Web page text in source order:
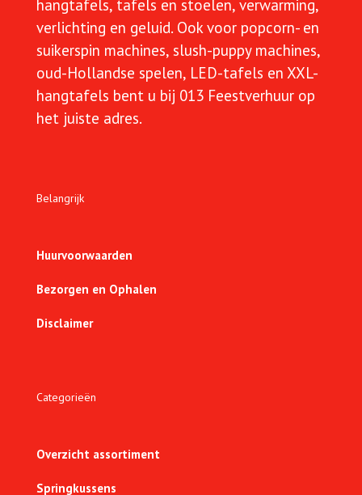
hangtafels, tafels en stoelen, verwarming,
verlichting en geluid. Ook voor popcorn- en
suikerspin machines, slush-puppy machines,
oud-Hollandse spelen, LED-tafels en XXL-
hangtafels bent u bij 013 Feestverhuur op
het juiste adres.
Belangrijk
Huurvoorwaarden
Bezorgen en Ophalen
Disclaimer
Categorieën
Overzicht assortiment
Springkussens